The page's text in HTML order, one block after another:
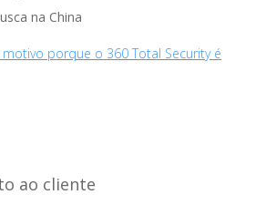
na China
porque o 360 Total Security é
ao cliente